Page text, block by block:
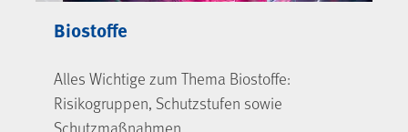
Biostoffe
Alles Wichtige zum Thema Biostoffe:
Risikogruppen, Schutzstufen sowie
Schutzmaßnahmen